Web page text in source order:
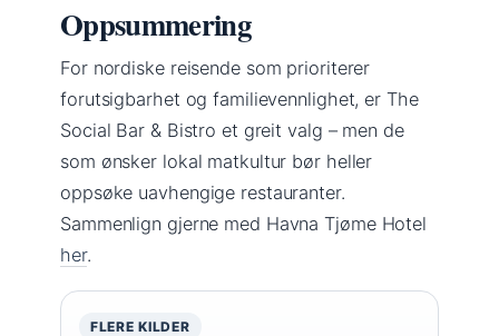
Oppsummering
For nordiske reisende som prioriterer
forutsigbarhet og familievennlighet, er The
Social Bar & Bistro et greit valg – men de
som ønsker lokal matkultur bør heller
oppsøke uavhengige restauranter.
Sammenlign gjerne med Havna Tjøme Hotel
her.
FLERE KILDER